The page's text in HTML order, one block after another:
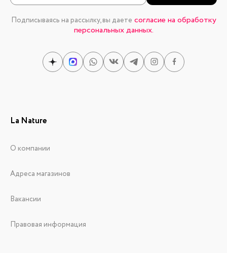
Подписываясь на рассылку, вы даете согласие на обработку
персональных данных.
La Nature
О компании
Адреса магазинов
Вакансии
Правовая информация